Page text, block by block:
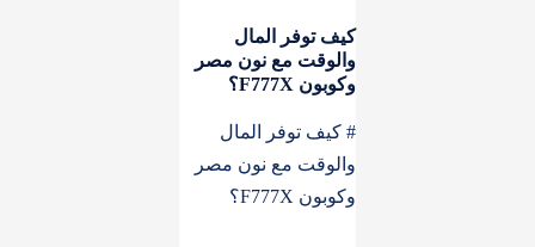
كيف توفر المال
والوقت مع نون مصر
وكوبون F777X؟
# كيف توفر المال
والوقت مع نون مصر
وكوبون F777X؟